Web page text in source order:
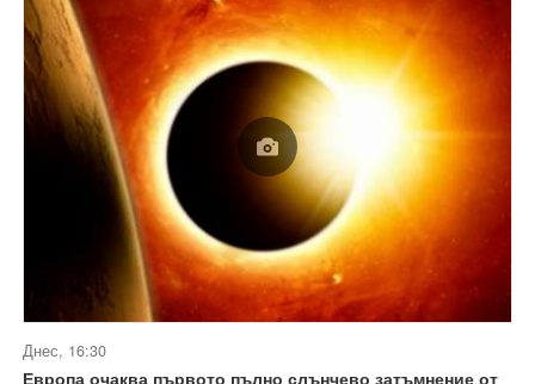
Днес, 16:30
Европа очаква първото пълно слънчево затъмнение от